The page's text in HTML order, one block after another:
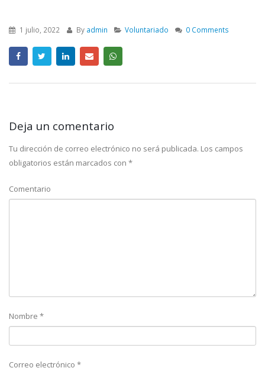
1 julio, 2022 By admin Voluntariado 0 Comments
Deja un comentario
Tu dirección de correo electrónico no será publicada. Los campos
obligatorios están marcados con *
Comentario
Nombre *
Correo electrónico *